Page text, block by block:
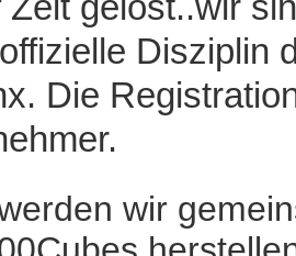
Zeit gelöst..wir
Disziplin
Die
wir